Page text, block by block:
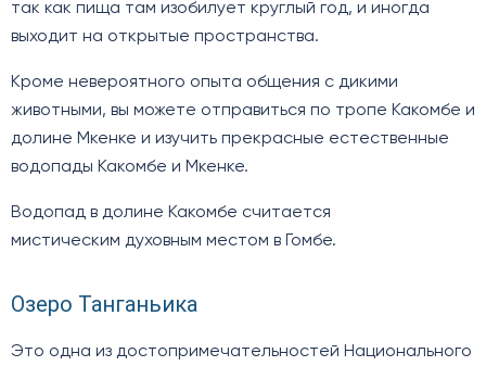
так как пища там изобилует круглый год, и иногда
выходит на открытые пространства.
Кроме невероятного опыта общения с дикими
животными, вы можете отправиться по тропе Какомбе и
долине Мкенке и изучить прекрасные естественные
водопады Какомбе и Мкенке.
Водопад в долине Какомбе считается
мистическим духовным местом в Гомбе.
Озеро Танганьика
Это одна из достопримечательностей Национального